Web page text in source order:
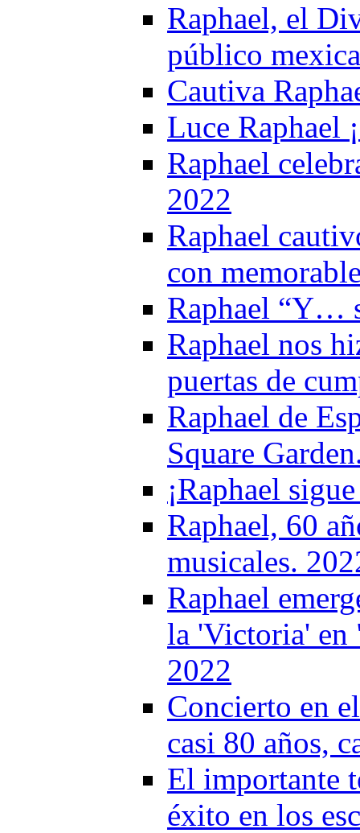
Raphael, el
público
Cautiva
Luce Raphael
Raphael
2022
Raphael
con
Raphael “Y…
Raphael nos
puertas de
Raphael de
Square
¡Raphael
Raphael, 60
musicales.
Raphael
la 'Victoria' en
2022
Concierto en
casi 80 años,
El importante
éxito en los